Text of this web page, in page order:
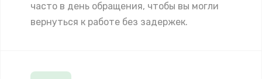
часто в день обращения, чтобы вы могли
вернуться к работе без задержек.